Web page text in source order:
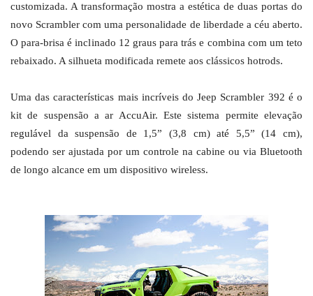
customizada. A transformação mostra a estética de duas portas do
novo Scrambler com uma personalidade de liberdade a céu aberto.
O para-brisa é inclinado 12 graus para trás e combina com um teto
rebaixado. A silhueta modificada remete aos clássicos hotrods.
Uma das características mais incríveis do Jeep Scrambler 392 é o
kit de suspensão a ar AccuAir. Este sistema permite elevação
regulável da suspensão de 1,5” (3,8 cm) até 5,5” (14 cm),
podendo ser ajustada por um controle na cabine ou via Bluetooth
de longo alcance em um dispositivo wireless.